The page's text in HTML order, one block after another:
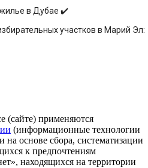
в Дубае ✔️
участков в Марий Эл:
(сайте) применяются
(информационные технологии
основе сбора, систематизации
к предпочтениям
находящихся на территории